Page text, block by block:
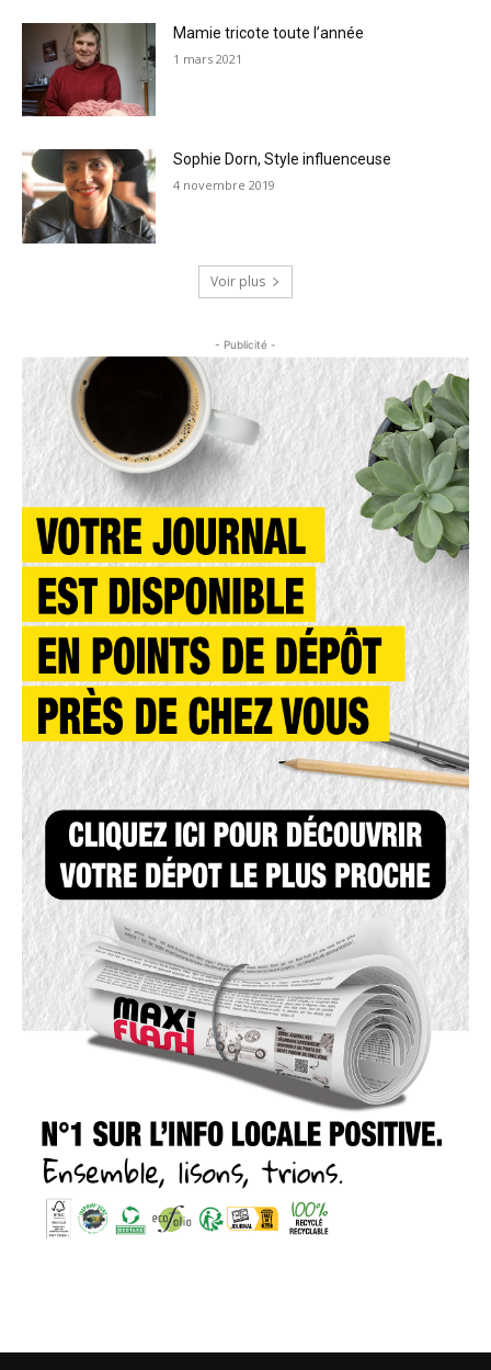
Mamie tricote toute l’année
1 mars 2021
Sophie Dorn, Style influenceuse
4 novembre 2019
Voir plus
- Publicité -